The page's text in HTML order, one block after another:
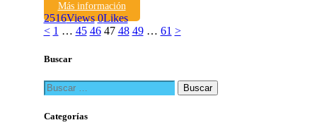
Más información
2516Views 0Likes
Paginación
de
< Page
1 … Page
45 Page
46 Page
47 Page
48 Page
49 … Page
61 >
Buscar
Buscar:
Categorías